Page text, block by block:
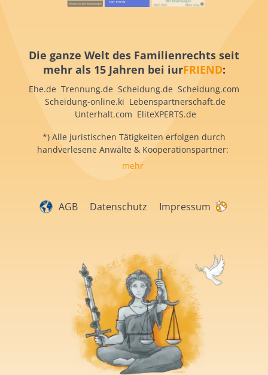
Die ganze Welt des Familienrechts seit
mehr als 15 Jahren bei iurFRIEND:
Ehe.de Trennung.de Scheidung.de Scheidung.com
Scheidung-online.ki Lebenspartnerschaft.de
Unterhalt.com EliteXPERTS.de
*) Alle juristischen Tätigkeiten erfolgen durch
handverlesene Anwälte & Kooperationspartner:
mehr
AGB Datenschutz Impressum